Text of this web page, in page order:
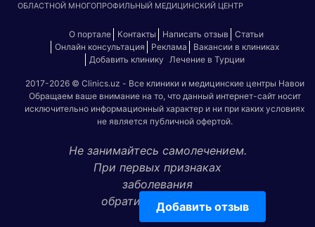
Добавить отзыв
ОБЛАСТНОЙ МНОГОПРОФИЛЬНЫЙ МЕДИЦИНСКИЙ ЦЕНТР
О портале Контакты Написать отзыв
Статьи
Онлайн консультация
Реклама
Вакансии в клиниках
Добавить клинику Лечение в Турции
2017-2026 © Clinics.uz - Все клиники и медицинские центры Навои
Обращаем ваше внимание на то, что данный интернет-сайт носит
исключительно информационный характер и ни при каких условиях
не является публичной офертой.
Не занимайтесь самолечением.
При первых признаках
заболевания
обратитесь к врачу!